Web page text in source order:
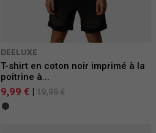
DEELUXE
T-shirt en coton noir imprimé à la
poitrine à...
9,99 € 19,99 €